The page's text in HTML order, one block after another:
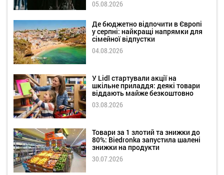
05.08.2026
Де бюджетно відпочити в Європі
у серпні: найкращі напрямки для
сімейної відпустки
04.08.2026
У Lidl стартували акції на
шкільне приладдя: деякі товари
віддають майже безкоштовно
03.08.2026
Товари за 1 злотий та знижки до
80%: Biedronka запустила шалені
знижки на продукти
30.07.2026